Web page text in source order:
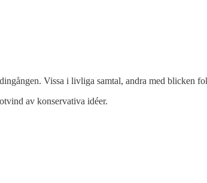
Vissa i livliga samtal, andra med blicken
av konservativa idéer.